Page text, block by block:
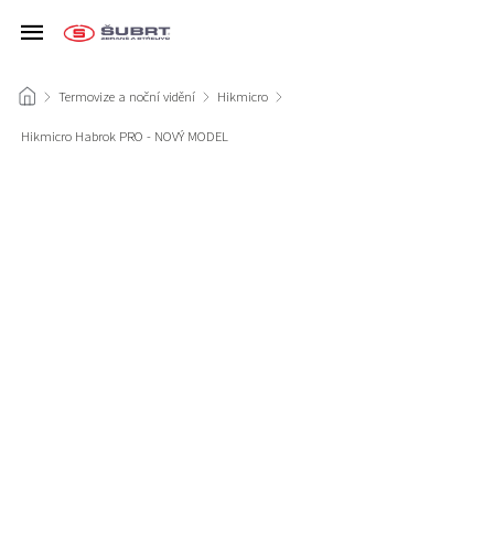
/ Termovize a noční vidění / Hikmicro /
Hikmicro Habrok PRO - NOVÝ MODEL